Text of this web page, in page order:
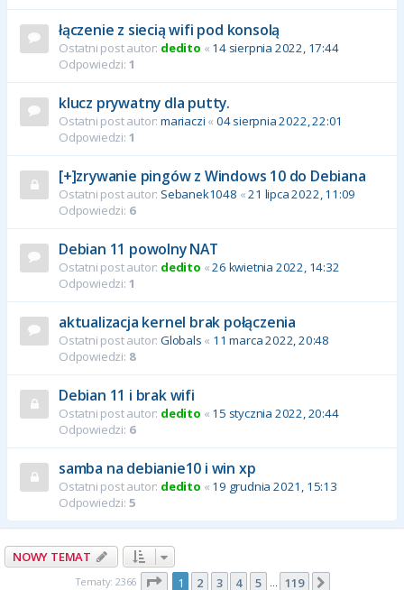
łączenie z siecią wifi pod konsolą
Ostatni post autor: dedito « 14 sierpnia 2022, 17:44
Odpowiedzi: 1
klucz prywatny dla putty.
Ostatni post autor: mariaczi « 04 sierpnia 2022, 22:01
Odpowiedzi: 1
[+]zrywanie pingów z Windows 10 do Debiana
Ostatni post autor: Sebanek1048 «21 lipca 2022, 11:09
Odpowiedzi: 6
Debian 11 powolny NAT
Ostatni post autor: dedito «26 kwietnia 2022, 14:32
Odpowiedzi: 1
aktualizacja kernel brak połączenia
Ostatni post autor: Globals « 11 marca 2022, 20:48
Odpowiedzi: 8
Debian 11 i brak wifi
Ostatni post autor: dedito « 15 stycznia 2022, 20:44
Odpowiedzi: 6
samba na debianie10 i win xp
Ostatni post autor: dedito « 19 grudnia 2021, 15:13
Odpowiedzi: 5
NOWY TEMAT
Tematy: 2366 Strona z119
1 2 3 4 5 … 119